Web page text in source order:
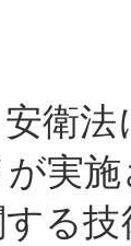
衛
が実
る